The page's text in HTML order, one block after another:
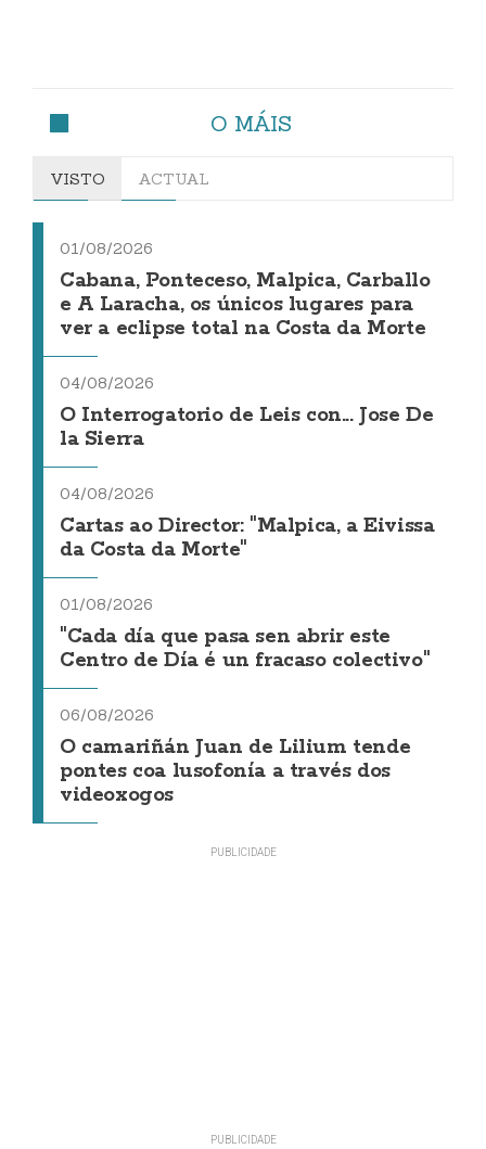
O MÁIS
VISTO ACTUAL
01/08/2026
Cabana, Ponteceso, Malpica, Carballo
e A Laracha, os únicos lugares para
ver a eclipse total na Costa da Morte
04/08/2026
O Interrogatorio de Leis con... Jose De
la Sierra
04/08/2026
Cartas ao Director: "Malpica, a Eivissa
da Costa da Morte"
01/08/2026
"Cada día que pasa sen abrir este
Centro de Día é un fracaso colectivo"
06/08/2026
O camariñán Juan de Lilium tende
pontes coa lusofonía a través dos
videoxogos